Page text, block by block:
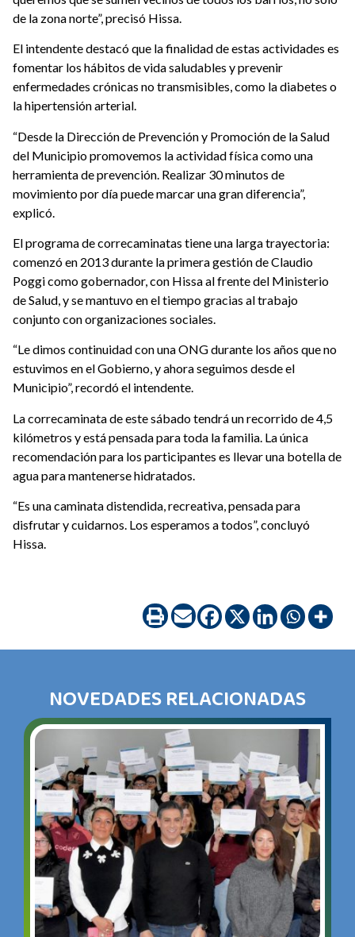
de la zona norte”, precisó Hissa.
El intendente destacó que la finalidad de estas actividades es
fomentar los hábitos de vida saludables y prevenir
enfermedades crónicas no transmisibles, como la diabetes o
la hipertensión arterial.
“Desde la Dirección de Prevención y Promoción de la Salud
del Municipio promovemos la actividad física como una
herramienta de prevención. Realizar 30 minutos de
movimiento por día puede marcar una gran diferencia”,
explicó.
El programa de correcaminatas tiene una larga trayectoria:
comenzó en 2013 durante la primera gestión de Claudio
Poggi como gobernador, con Hissa al frente del Ministerio
de Salud, y se mantuvo en el tiempo gracias al trabajo
conjunto con organizaciones sociales.
“Le dimos continuidad con una ONG durante los años que no
estuvimos en el Gobierno, y ahora seguimos desde el
Municipio”, recordó el intendente.
La correcaminata de este sábado tendrá un recorrido de 4,5
kilómetros y está pensada para toda la familia. La única
recomendación para los participantes es llevar una botella de
agua para mantenerse hidratados.
“Es una caminata distendida, recreativa, pensada para
disfrutar y cuidarnos. Los esperamos a todos”, concluyó
Hissa.
NOVEDADES RELACIONADAS